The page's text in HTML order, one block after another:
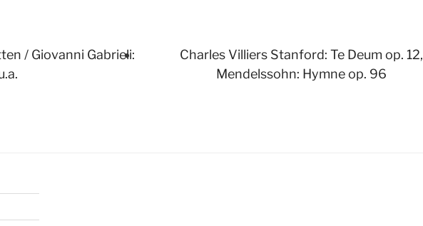
/ Giovanni Gabrieli:
Charles Villiers Stanford: Te Deum op. 12,
Mendelssohn: Hymne op. 96